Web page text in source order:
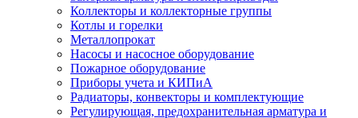
Коллекторы и коллекторные группы
Котлы и горелки
Металлопрокат
Насосы и насосное оборудование
Пожарное оборудование
Приборы учета и КИПиА
Радиаторы, конвекторы и комплектующие
Регулирующая, предохранительная арматура и